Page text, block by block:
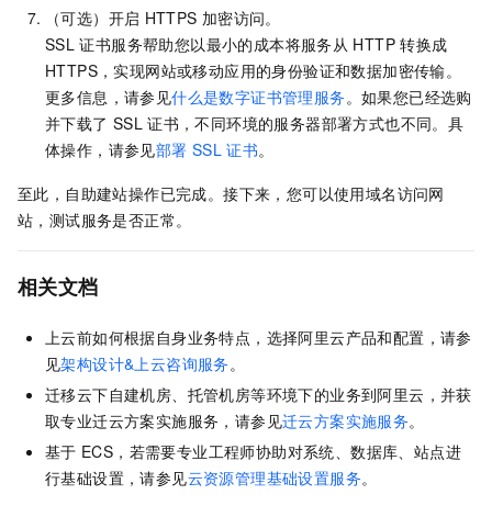
（可选）开启 HTTPS 加密访问。
SSL 证书服务帮助您以最小的成本将服务从 HTTP 转换成
HTTPS，实现网站或移动应用的身份验证和数据加密传输。
更多信息，请参见什么是数字证书管理服务。如果您已经选购
并下载了 SSL 证书，不同环境的服务器部署方式也不同。具
体操作，请参见部署 SSL 证书。
至此，自助建站操作已完成。接下来，您可以使用域名访问网
站，测试服务是否正常。
相关文档
上云前如何根据自身业务特点，选择阿里云产品和配置，请参
见架构设计&上云咨询服务。
迁移云下自建机房、托管机房等环境下的业务到阿里云，并获
取专业迁云方案实施服务，请参见迁云方案实施服务。
基于 ECS，若需要专业工程师协助对系统、数据库、站点进
行基础设置，请参见云资源管理基础设置服务。